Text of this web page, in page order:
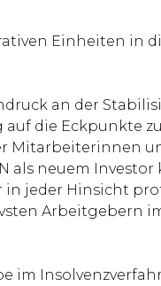
Einheiten in
an der
die Eckpunkte
Mitarbeiterinnen
als neuem Investor
in jeder Hinsicht
Arbeitgebern
im